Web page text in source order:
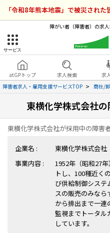
「令和8年熊本地震」で被災され
障がい者（障害者）の求
サービス
atGPトップ 求人検索 求
障害者求人・雇用支援サービスTOP
商社/
東横化学株式会社
企業名 :
東横化学株式会社
事業内容 :
1952年（昭和27
トし、100種近く
び供給制御システ
スの販売のみなら
から排出まで一連
監視までトータル
しています。
障害者雇用
サービス
就転職支援サービス
障害者専門の就転職支援サー
障害者アスリート専門の就転
ハイスキルな障害者の転職支
ログイン
atGPトップ
求人を検索する
求人を紹介してもらう
スカウトを受ける